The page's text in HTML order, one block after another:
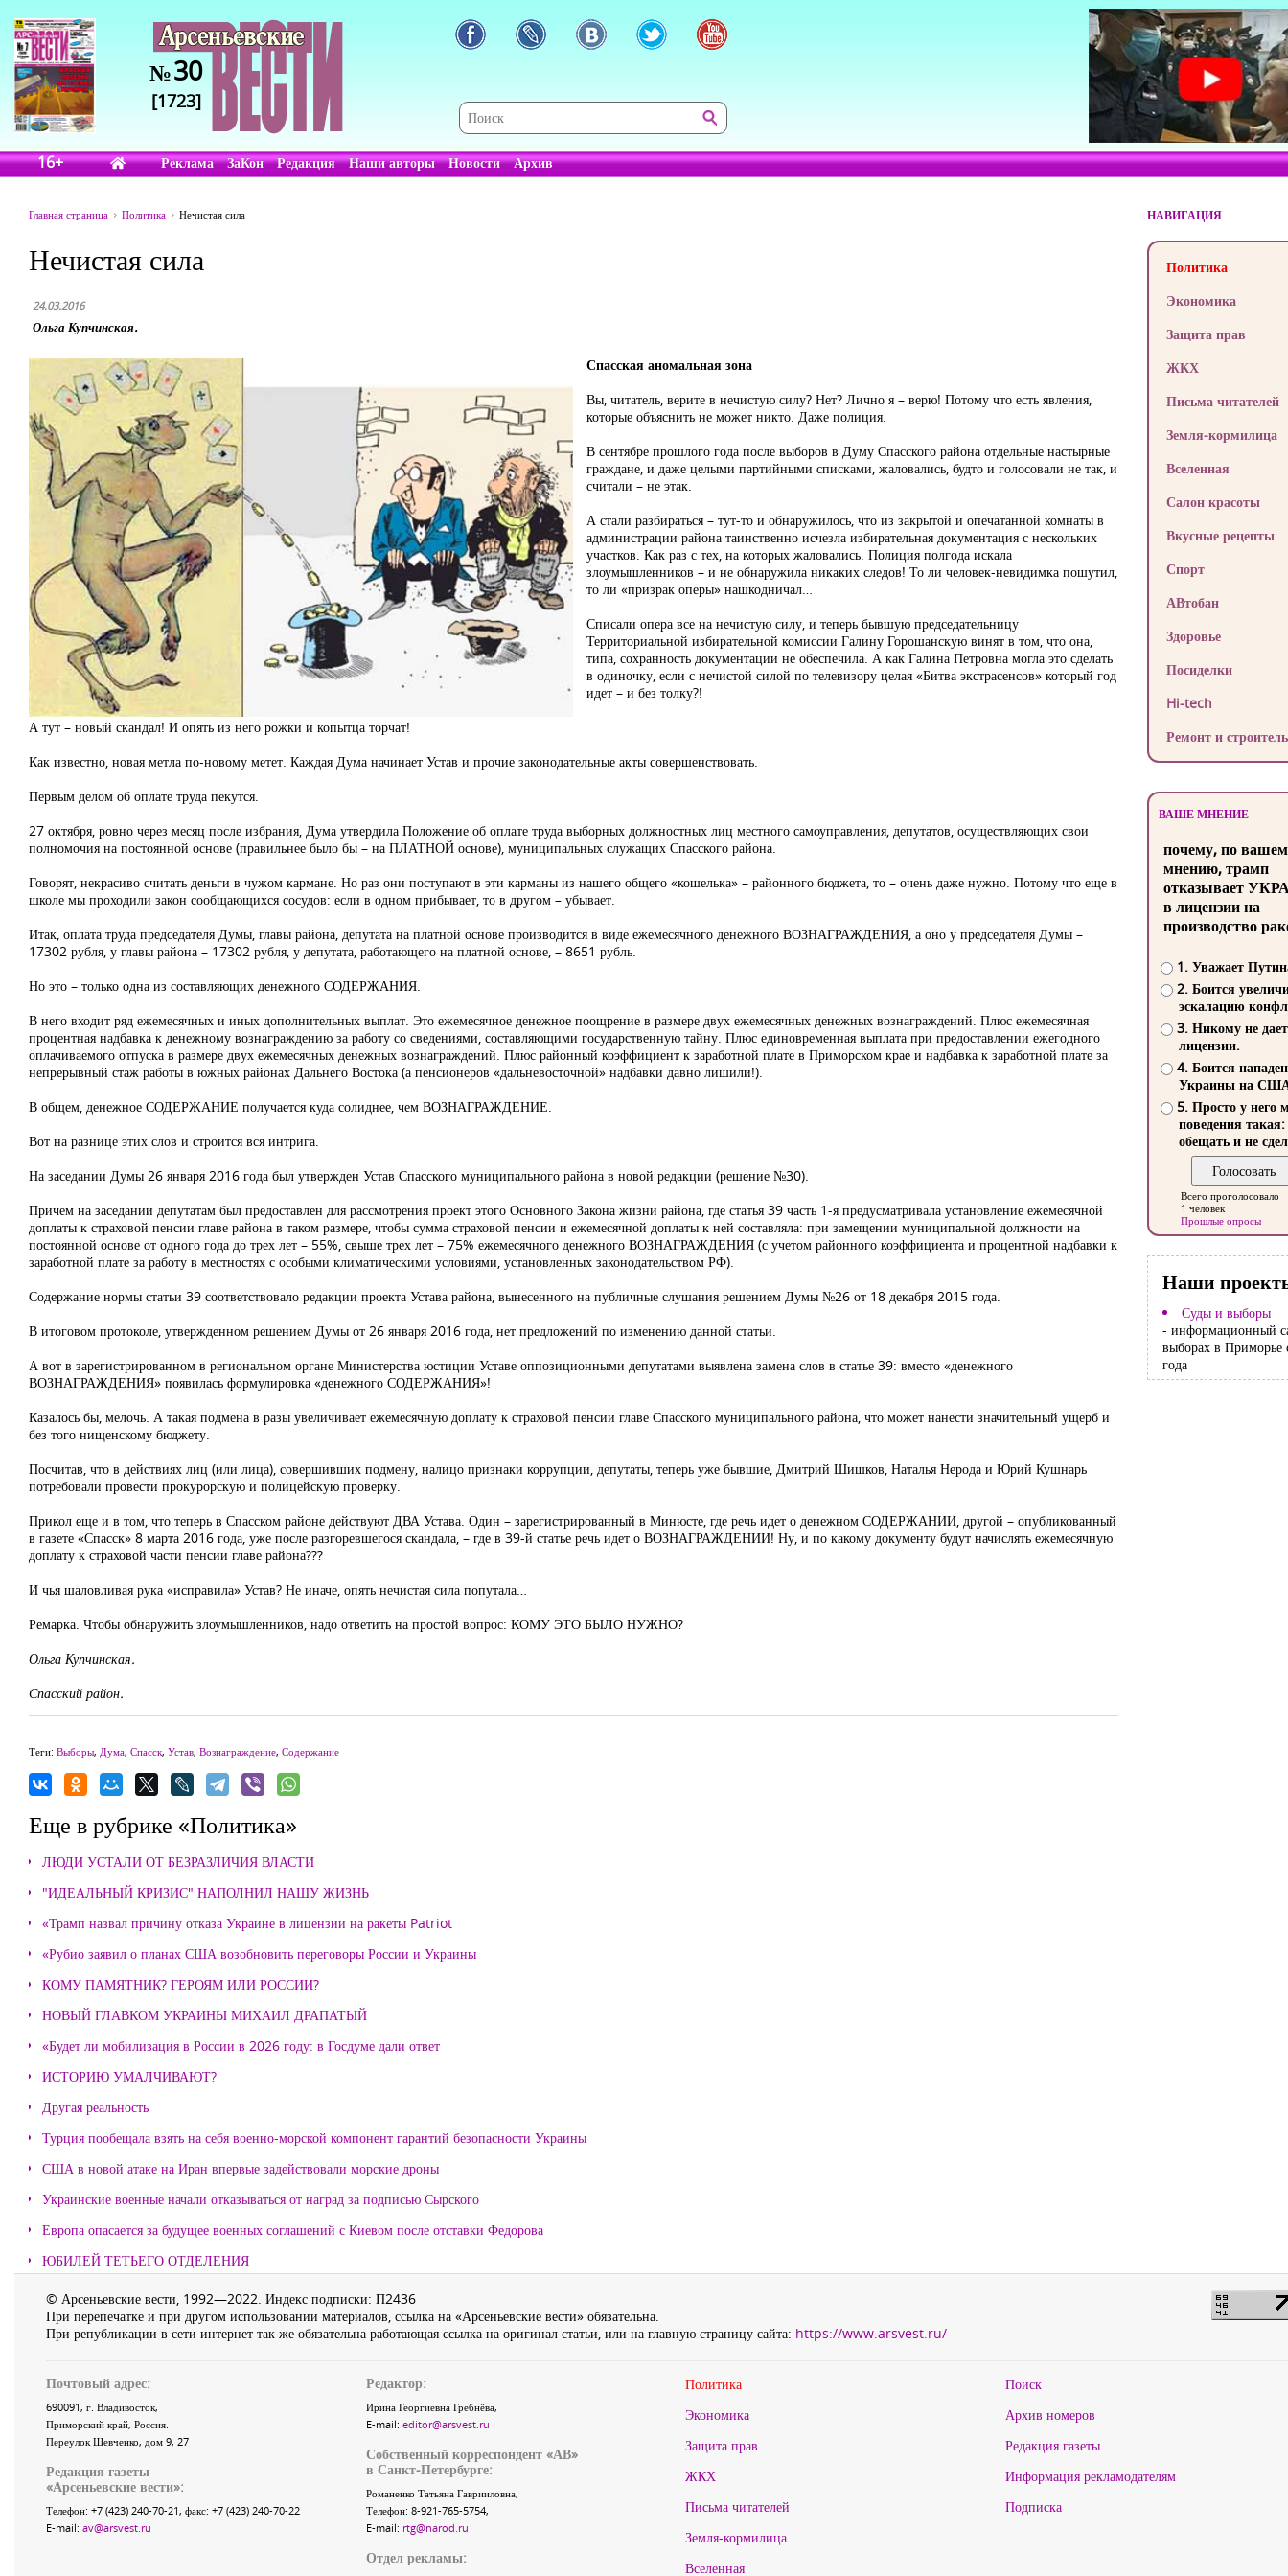
№30
[1723]
16+ Реклама ЗаКон Редакция Наши авторы Новости Архив
Главная страница Политика Нечистая сила
Нечистая сила
24.03.2016
Ольга Купчинская.
Спасская аномальная зона
Вы, читатель, верите в нечистую силу? Нет? Лично я – верю! Потому что есть явления,
которые объяснить не может никто. Даже полиция.
В сентябре прошлого года после выборов в Думу Спасского района отдельные настырные
граждане, и даже целыми партийными списками, жаловались, будто и голосовали не так, и
считали – не этак.
А стали разбираться – тут-то и обнаружилось, что из закрытой и опечатанной комнаты в
администрации района таинственно исчезла избирательная документация с нескольких
участков. Как раз с тех, на которых жаловались. Полиция полгода искала
злоумышленников – и не обнаружила никаких следов! То ли человек-невидимка пошутил,
то ли «призрак оперы» нашкодничал…
Списали опера все на нечистую силу, и теперь бывшую председательницу
Территориальной избирательной комиссии Галину Горошанскую винят в том, что она,
типа, сохранность документации не обеспечила. А как Галина Петровна могла это сделать
в одиночку, если с нечистой силой по телевизору целая «Битва экстрасенсов» который год
идет – и без толку?!
А тут – новый скандал! И опять из него рожки и копытца торчат!
Как известно, новая метла по-новому метет. Каждая Дума начинает Устав и прочие законодательные акты совершенствовать.
Первым делом об оплате труда пекутся.
27 октября, ровно через месяц после избрания, Дума утвердила Положение об оплате труда выборных должностных лиц местного самоуправления, депутатов, осуществляющих свои
полномочия на постоянной основе (правильнее было бы – на ПЛАТНОЙ основе), муниципальных служащих Спасского района.
Говорят, некрасиво считать деньги в чужом кармане. Но раз они поступают в эти карманы из нашего общего «кошелька» – районного бюджета, то – очень даже нужно. Потому что еще в
школе мы проходили закон сообщающихся сосудов: если в одном прибывает, то в другом – убывает.
Итак, оплата труда председателя Думы, главы района, депутата на платной основе производится в виде ежемесячного денежного ВОЗНАГРАЖДЕНИЯ, а оно у председателя Думы –
17302 рубля, у главы района – 17302 рубля, у депутата, работающего на платной основе, – 8651 рубль.
Но это – только одна из составляющих денежного СОДЕРЖАНИЯ.
В него входит ряд ежемесячных и иных дополнительных выплат. Это ежемесячное денежное поощрение в размере двух ежемесячных денежных вознаграждений. Плюс ежемесячная
процентная надбавка к денежному вознаграждению за работу со сведениями, составляющими государственную тайну. Плюс единовременная выплата при предоставлении ежегодного
оплачиваемого отпуска в размере двух ежемесячных денежных вознаграждений. Плюс районный коэффициент к заработной плате в Приморском крае и надбавка к заработной плате за
непрерывный стаж работы в южных районах Дальнего Востока (а пенсионеров «дальневосточной» надбавки давно лишили!).
В общем, денежное СОДЕРЖАНИЕ получается куда солиднее, чем ВОЗНАГРАЖДЕНИЕ.
Вот на разнице этих слов и строится вся интрига.
На заседании Думы 26 января 2016 года был утвержден Устав Спасского муниципального района в новой редакции (решение №30).
Причем на заседании депутатам был предоставлен для рассмотрения проект этого Основного Закона жизни района, где статья 39 часть 1-я предусматривала установление ежемесячной
доплаты к страховой пенсии главе района в таком размере, чтобы сумма страховой пенсии и ежемесячной доплаты к ней составляла: при замещении муниципальной должности на
постоянной основе от одного года до трех лет – 55%, свыше трех лет – 75% ежемесячного денежного ВОЗНАГРАЖДЕНИЯ (с учетом районного коэффициента и процентной надбавки к
заработной плате за работу в местностях с особыми климатическими условиями, установленных законодательством РФ).
Содержание нормы статьи 39 соответствовало редакции проекта Устава района, вынесенного на публичные слушания решением Думы №26 от 18 декабря 2015 года.
В итоговом протоколе, утвержденном решением Думы от 26 января 2016 года, нет предложений по изменению данной статьи.
А вот в зарегистрированном в региональном органе Министерства юстиции Уставе оппозиционными депутатами выявлена замена слов в статье 39: вместо «денежного
ВОЗНАГРАЖДЕНИЯ» появилась формулировка «денежного СОДЕРЖАНИЯ»!
Казалось бы, мелочь. А такая подмена в разы увеличивает ежемесячную доплату к страховой пенсии главе Спасского муниципального района, что может нанести значительный ущерб и
без того нищенскому бюджету.
Посчитав, что в действиях лиц (или лица), совершивших подмену, налицо признаки коррупции, депутаты, теперь уже бывшие, Дмитрий Шишков, Наталья Нерода и Юрий Кушнарь
потребовали провести прокурорскую и полицейскую проверку.
Прикол еще и в том, что теперь в Спасском районе действуют ДВА Устава. Один – зарегистрированный в Минюсте, где речь идет о денежном СОДЕРЖАНИИ, другой – опубликованный
в газете «Спасск» 8 марта 2016 года, уже после разгоревшегося скандала, – где в 39-й статье речь идет о ВОЗНАГРАЖДЕНИИ! Ну, и по какому документу будут начислять ежемесячную
доплату к страховой части пенсии главе района???
И чья шаловливая рука «исправила» Устав? Не иначе, опять нечистая сила попутала…
Ремарка. Чтобы обнаружить злоумышленников, надо ответить на простой вопрос: КОМУ ЭТО БЫЛО НУЖНО?
Ольга Купчинская.
Спасский район.
Теги: Выборы, Дума, Спасск, Устав, Вознаграждение, Содержание
Еще в рубрике «Политика»
ЛЮДИ УСТАЛИ ОТ БЕЗРАЗЛИЧИЯ ВЛАСТИ
"ИДЕАЛЬНЫЙ КРИЗИС" НАПОЛНИЛ НАШУ ЖИЗНЬ
«Трамп назвал причину отказа Украине в лицензии на ракеты Patriot
«Рубио заявил о планах США возобновить переговоры России и Украины
КОМУ ПАМЯТНИК? ГЕРОЯМ ИЛИ РОССИИ?
НОВЫЙ ГЛАВКОМ УКРАИНЫ МИХАИЛ ДРАПАТЫЙ
«Будет ли мобилизация в России в 2026 году: в Госдуме дали ответ
ИСТОРИЮ УМАЛЧИВАЮТ?
Другая реальность
Турция пообещала взять на себя военно-морской компонент гарантий безопасности Украины
США в новой атаке на Иран впервые задействовали морские дроны
Украинские военные начали отказываться от наград за подписью Сырского
Европа опасается за будущее военных соглашений с Киевом после отставки Федорова
ЮБИЛЕЙ ТЕТЬЕГО ОТДЕЛЕНИЯ
НАВИГАЦИЯ
Политика
Экономика
Защита прав
ЖКХ
Письма читателей
Земля-кормилица
Вселенная
Салон красоты
Вкусные рецепты
Спорт
АВтобан
Здоровье
Посиделки
Hi-tech
Ремонт и
ВАШЕ МНЕНИЕ
почему, по
мнению, трамп
отказывает
в лицензии на
производство
1. Уважает
2. Боится
эскалацию
3. Никому не
лицензии.
4. Боится
Украины на
5. Просто у него
поведения такая:
обещать и не
Всего проголосовало
1 человек
Прошлые опросы
Наши
Суды и выборы
- информационный
выборах в Приморье
года
© Арсеньевские вести, 1992—2022. Индекс подписки: П2436
При перепечатке и при другом использовании материалов, ссылка на «Арсеньевские вести» обязательна.
При републикации в сети интернет так же обязательна работающая ссылка на оригинал статьи, или на главную страницу сайта: https://www.arsvest.ru/
Почтовый адрес:
690091, г. Владивосток,
Приморский край, Россия.
Переулок Шевченко, дом 9, 27
Редакция газеты
«Арсеньевские вести»:
Телефон: +7 (423) 240-70-21, факс: +7 (423) 240-70-22
E-mail: av@arsvest.ru
Редактор:
Ирина Георгиевна Гребнёва,
E-mail: editor@arsvest.ru
Собственный корреспондент «АВ»
в Санкт-Петербурге:
Романенко Татьяна Гаврииловна,
Телефон: 8-921-765-5754,
E-mail: rtg@narod.ru
Отдел рекламы:
Политика
Экономика
Защита прав
ЖКХ
Письма читателей
Земля-кормилица
Вселенная
Поиск
Архив номеров
Редакция газеты
Информация рекламодателям
Подписка